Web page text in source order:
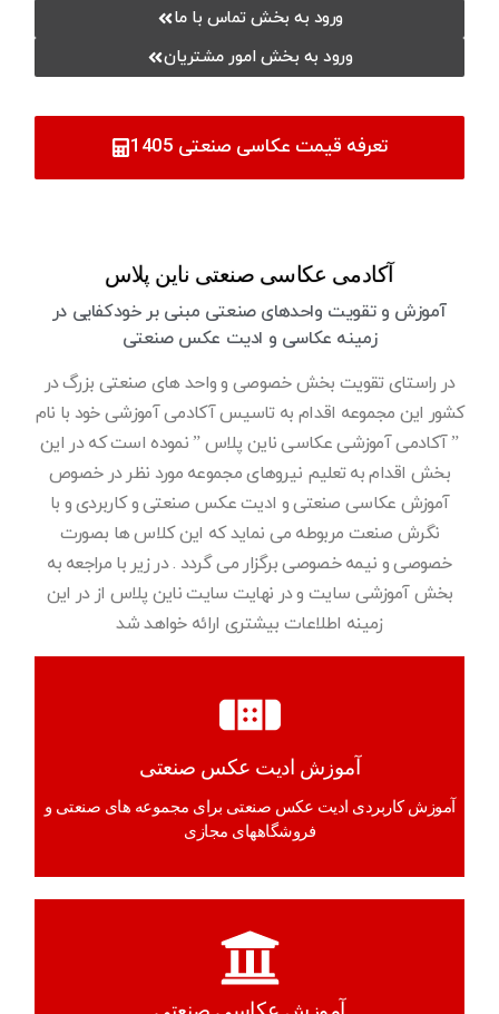
ورود به بخش تماس با ما
ورود به بخش امور مشتریان
تعرفه قیمت عکاسی صنعتی 1405
آکادمی عکاسی صنعتی ناین پلاس
آموزش و تقویت واحدهای صنعتی مبنی بر خودکفایی در
زمینه عکاسی و ادیت عکس صنعتی
در راستای تقویت بخش خصوصی و واحد های صنعتی بزرگ در
کشور این مجموعه اقدام به تاسیس آکادمی آموزشی خود با نام
” آکادمی آموزشی عکاسی ناین پلاس ” نموده است که در این
بخش اقدام به تعلیم نیروهای مجموعه مورد نظر در خصوص
آموزش عکاسی صنعتی و ادیت عکس صنعتی و کاربردی و با
نگرش صنعت مربوطه می نماید که این کلاس ها بصورت
خصوصی و نیمه خصوصی برگزار می گردد . در زیر با مراجعه به
بخش آموزشی سایت و در نهایت سایت ناین پلاس از در این
زمینه اطلاعات بیشتری ارائه خواهد شد
آموزش ادیت عکس صنعتی
آموزش کاربردی ادیت عکس صنعتی برای مجموعه های صنعتی و
فروشگاههای مجازی